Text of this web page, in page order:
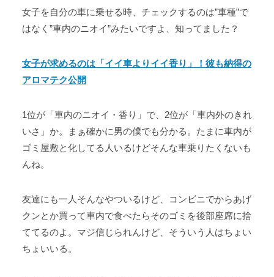
女子を自分の車に乗せる時、チェックするのは”車種”で
はなく”車内のニオイ”みたいですよ、知ってました？
女子が求めるのは「イイ車よりイイ香り」！彼も納得の
アロマテク公開
1位が「車内のニオイ・香り」で、2位が「車内外のきれ
いさ」か。まぁ確かに男の僕でも分かる。たまに車内が
ゴミ屋敷と化してる人いるけどそんな車乗りたくないも
んね。
友達にも一人そんなやついるけど、コンビニでからあげ
クンとか買って車内で食べたらそのゴミを後部座席に捨
ててるのよ。マジ信じられんけど、そういう人はちょい
ちょいいる。